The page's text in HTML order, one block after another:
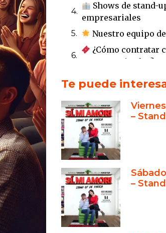
Shows de stand-
empresariales
Nuestro equipo
¿Cómo contratar
eventos privados?
Empresas que
Tanzer?
La Experiencia de
Comediantes para
Eventos
Ocasión
Eventos
Como Estrategia
Empresas que ya
nosotros
Te puede
–
–